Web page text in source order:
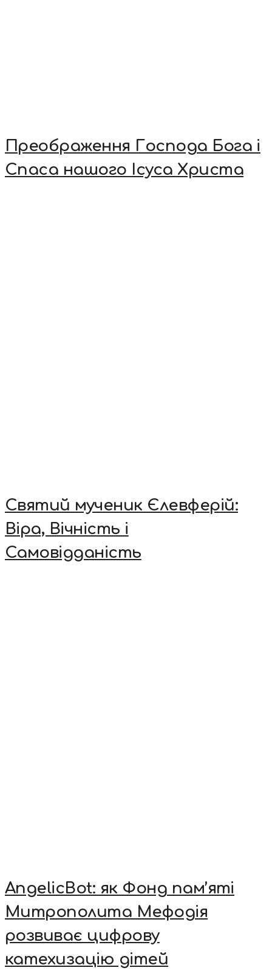
Преображення Господа Бога і
Спаса нашого Ісуса Христа
Святий мученик Єлевферій:
Віра, Вічність і
Самовідданість
AngelicBot: як Фонд пам’яті
Митрополита Мефодія
розвиває цифрову
катехизацію дітей